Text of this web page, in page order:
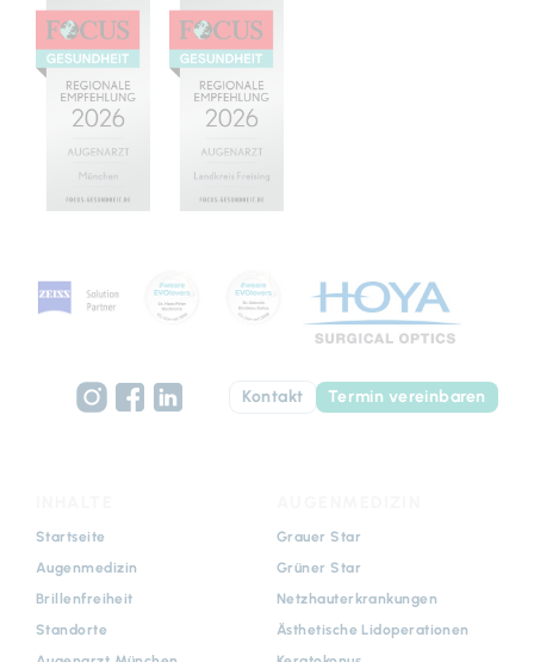
Kontakt Termin vereinbaren
Navigation
Startseite
Augenmedizin
Brillenfreiheit
Standorte
Navigation
Grauer Star
Grüner Star
Netzhauterkrankungen
Ästhetische Lidoperationen